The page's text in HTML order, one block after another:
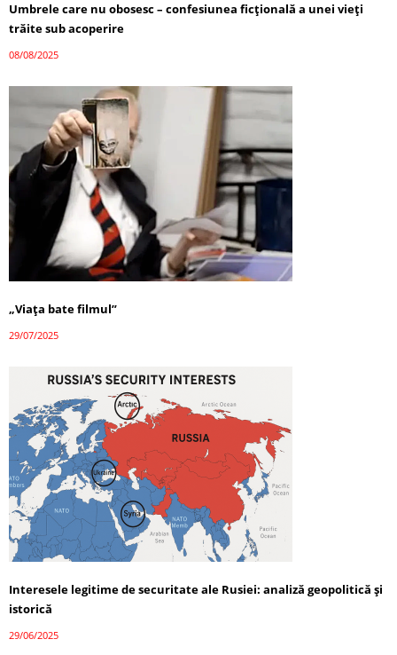
Umbrele care nu obosesc – confesiunea ficțională a unei vieți
trăite sub acoperire
08/08/2025
„Viața bate filmul”
29/07/2025
Interesele legitime de securitate ale Rusiei: analiză geopolitică și
istorică
29/06/2025